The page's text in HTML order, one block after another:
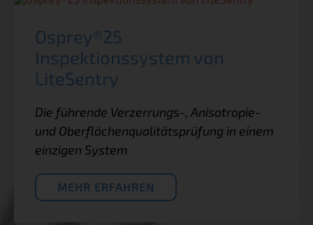
Osprey®25
Inspektionssystem von
LiteSentry
Die führende Verzerrungs-, Anisotropie-
und Oberflächenqualitätsprüfung in einem
einzigen System
MEHR ERFAHREN